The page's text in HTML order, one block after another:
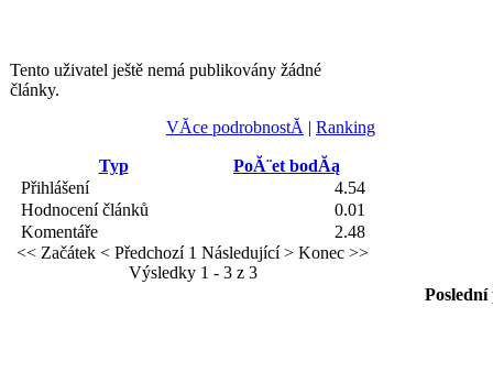
Tento uživatel ještě nemá publikovány žádné
články.
VĂ­ce podrobnostĂ­ | Ranking
Typ
PoĂ¨et bodĂą
Přihlášení
4.54
Hodnocení článků
0.01
Komentáře
2.48
<< Začátek < Předchozí 1 Následující > Konec >>
Výsledky 1 - 3 z 3